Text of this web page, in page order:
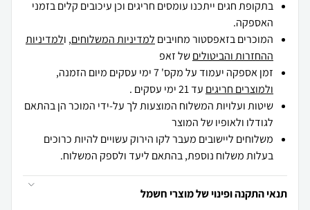
בתקופת חגים ייתכנו עומסים חריגים וכן עיכובים קלים בזמני
האספקה.
המוכרים בזאפסטור מחויבים למדיניות המשלוחים, ולמדיניות
ההחזרות והביטוליםשל זאפ
זמן אספקה יעמוד על מקס' 7 ימי עסקים מיום הזמנה,
ולמוצרים חריגים עד 21 ימי עסקים .
שיטות ועלויות המשלוח המוצעות לך על-ידי המוכר הן בהתאם
לגודלו ולאופיו של המוצר
משלוחים ליישובים מעבר לקו הירוק עשויים להיות כרוכים
בעלות משלוח נוספת, בהתאם ליעד ולספק המשלוח.
תנאי התקנה ופינוי של מוצרי חשמל